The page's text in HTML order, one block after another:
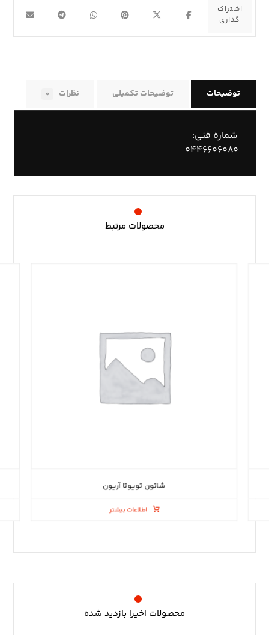
توضیحات توضیحات تکمیلی نظرات ۰
شماره فنی:
۰۴۴۶۶۰۶۰۸۰
محصولات مرتبط
شاتون تویوتا آریون
اطلاعات بیشتر
محصولات اخیرا بازدید شده